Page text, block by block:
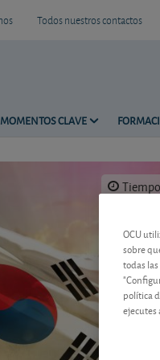
Todos nuestros contactos
MOMENTOS CLAVE
OCU
sobre
todas
política
ejecutes